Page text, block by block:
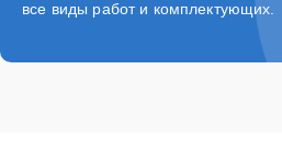
все виды работ и комплектующих.